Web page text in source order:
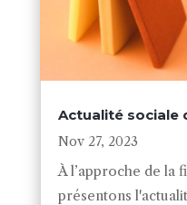
Actualité sociale
Nov 27, 2023
À l’approche de la
présentons